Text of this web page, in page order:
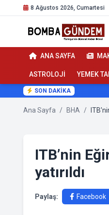
8 Ağustos 2026, Cumartesi
ANA SAYFA
ASTROLOJİ YEMEK
SON DAKİKA
Ana Sayfa / BHA /
ITB’nin
yatırıldı
Paylaş: Facebook